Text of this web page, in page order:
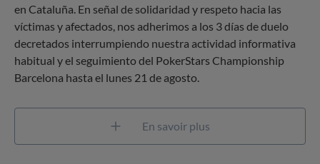
en Cataluña. En señal de solidaridad y respeto hacia las
víctimas y afectados, nos adherimos a los 3 días de duelo
decretados interrumpiendo nuestra actividad informativa
habitual y el seguimiento del PokerStars Championship
Barcelona hasta el lunes 21 de agosto.
En savoir plus